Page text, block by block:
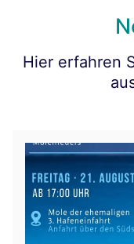
Hier erfahren